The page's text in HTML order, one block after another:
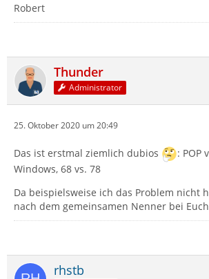
Robert
Thunder
Administrator
25. Oktober 2020 um 20:49
Das ist erstmal ziemlich dubios
: POP
Windows, 68 vs. 78
Da beispielsweise ich das Problem nicht
nach dem gemeinsamen Nenner bei
rhstb